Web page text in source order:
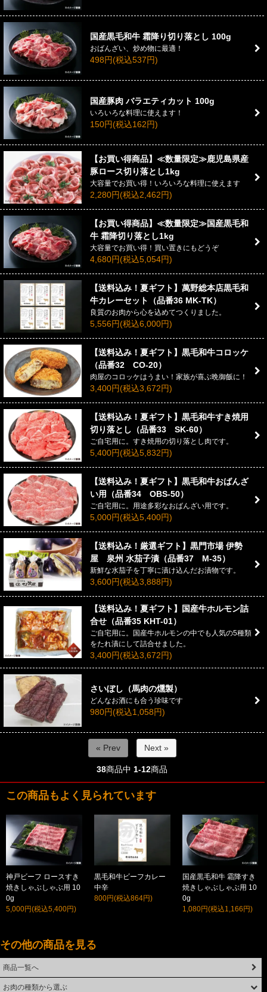
国産黒毛和牛 霜降り切り落とし 100g
おばんざい、炒め物に最適！
498円(税込537円)
国産豚肉 バラエティカット 100g
いろいろな料理に使えます！
150円(税込162円)
【お買い得商品】≪数量限定≫鹿児島県産
豚ロース切り落とし1kg
大容量でお買い得！いろいろな料理に使えます
2,280円(税込2,462円)
【お買い得商品】≪数量限定≫国産黒毛和
牛 霜降切り落とし1kg
大容量でお買い得！買い置きにもどうぞ
4,680円(税込5,054円)
【送料込み！夏ギフト】萬野総本店黒毛和
牛カレーセット（品番36 MK-TK）
良質のお肉から心を込めてつくりました。
5,556円(税込6,000円)
【送料込み！夏ギフト】黒毛和牛コロッケ
（品番32 CO-20）
肉屋のコロッケはうまい！家族が喜ぶ晩御飯に！
3,400円(税込3,672円)
【送料込み！夏ギフト】黒毛和牛すき焼用
切り落とし（品番33 SK-60）
ご自宅用に。すき焼用の切り落とし肉です。
5,400円(税込5,832円)
【送料込み！夏ギフト】黒毛和牛おばんざ
い用（品番34 OBS-50）
ご自宅用に。用途多彩なおばんざい用です。
5,000円(税込5,400円)
【送料込み！厳選ギフト】黒門市場 伊勢
屋 泉州 水茄子漬（品番37 M-35）
新鮮な水茄子を丁寧に漬け込んだお漬物です。
3,600円(税込3,888円)
【送料込み！夏ギフト】国産牛ホルモン詰
合せ（品番35 KHT-01）
ご自宅用に。国産牛ホルモンの中でも人気の5種類
をたれ漬にして詰合せました。
3,400円(税込3,672円)
さいぼし（馬肉の燻製）
どんなお酒にも合う珍味です
980円(税込1,058円)
« Prev Next »
38商品中 1-12商品
この商品もよく見られています
神戸ビーフ ロースすき
焼きしゃぶしゃぶ用 10
0g
5,000円(税込5,400円)
黒毛和牛ビーフカレー
中辛
800円(税込864円)
国産黒毛和牛 霜降すき
焼きしゃぶしゃぶ用 10
0g
1,080円(税込1,166円)
その他の商品を見る
商品一覧へ
お肉の種類から選ぶ